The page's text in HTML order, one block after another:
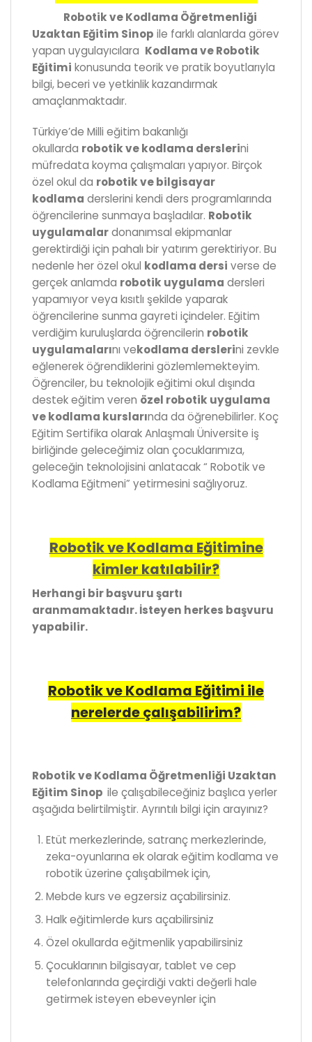
Robotik ve Kodlama Öğretmenliği
Uzaktan Eğitim Sinop ile farklı alanlarda görev
yapan uygulayıcılara Kodlama ve Robotik
Eğitimi konusunda teorik ve pratik boyutlarıyla
bilgi, beceri ve yetkinlik kazandırmak
amaçlanmaktadır.
Türkiye’de Milli eğitim bakanlığı
okullarda robotik ve kodlama derslerini
müfredata koyma çalışmaları yapıyor. Birçok
özel okul da robotik ve bilgisayar
kodlama derslerini kendi ders programlarında
öğrencilerine sunmaya başladılar. Robotik
uygulamalardonanımsal ekipmanlar
gerektirdiği için pahalı bir yatırım gerektiriyor. Bu
nedenle her özel okul kodlama dersi verse de
gerçek anlamda robotik uygulama dersleri
yapamıyor veya kısıtlı şekilde yaparak
öğrencilerine sunma gayreti içindeler. Eğitim
verdiğim kuruluşlarda öğrencilerin robotik
uygulamalarını vekodlama derslerini zevkle
eğlenerek öğrendiklerini gözlemlemekteyim.
Öğrenciler, bu teknolojik eğitimi okul dışında
destek eğitim veren özel robotik uygulama
ve kodlama kurslarında da öğrenebilirler. Koç
Eğitim Sertifika olarak Anlaşmalı Üniversite iş
birliğinde geleceğimiz olan çocuklarımıza,
geleceğin teknolojisini anlatacak “ Robotik ve
Kodlama Eğitmeni” yetirmesini sağlıyoruz.
Robotik ve Kodlama Eğitimine
kimler katılabilir?
Herhangi bir başvuru şartı
aranmamaktadır. İsteyen herkes başvuru
yapabilir.
Robotik ve Kodlama Eğitimi ile
nerelerde çalışabilirim?
Robotik ve Kodlama Öğretmenliği Uzaktan
Eğitim Sinop ile çalışabileceğiniz başlıca yerler
aşağıda belirtilmiştir. Ayrıntılı bilgi için arayınız?
Etüt merkezlerinde, satranç merkezlerinde,
zeka-oyunlarına ek olarak eğitim kodlama ve
robotik üzerine çalışabilmek için,
Mebde kurs ve egzersiz açabilirsiniz.
Halk eğitimlerde kurs açabilirsiniz
Özel okullarda eğitmenlik yapabilirsiniz
Çocuklarının bilgisayar, tablet ve cep
telefonlarında geçirdiği vakti değerli hale
getirmek isteyen ebeveynler için